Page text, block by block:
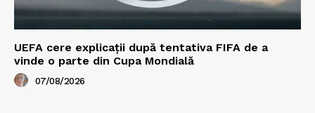
UEFA cere explicații după tentativa FIFA de a
vinde o parte din Cupa Mondială
07/08/2026